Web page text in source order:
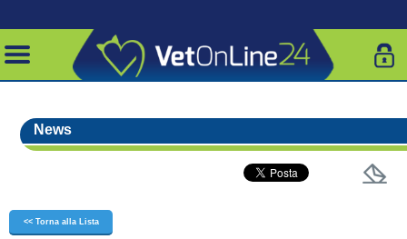
News
<< Torna alla Lista